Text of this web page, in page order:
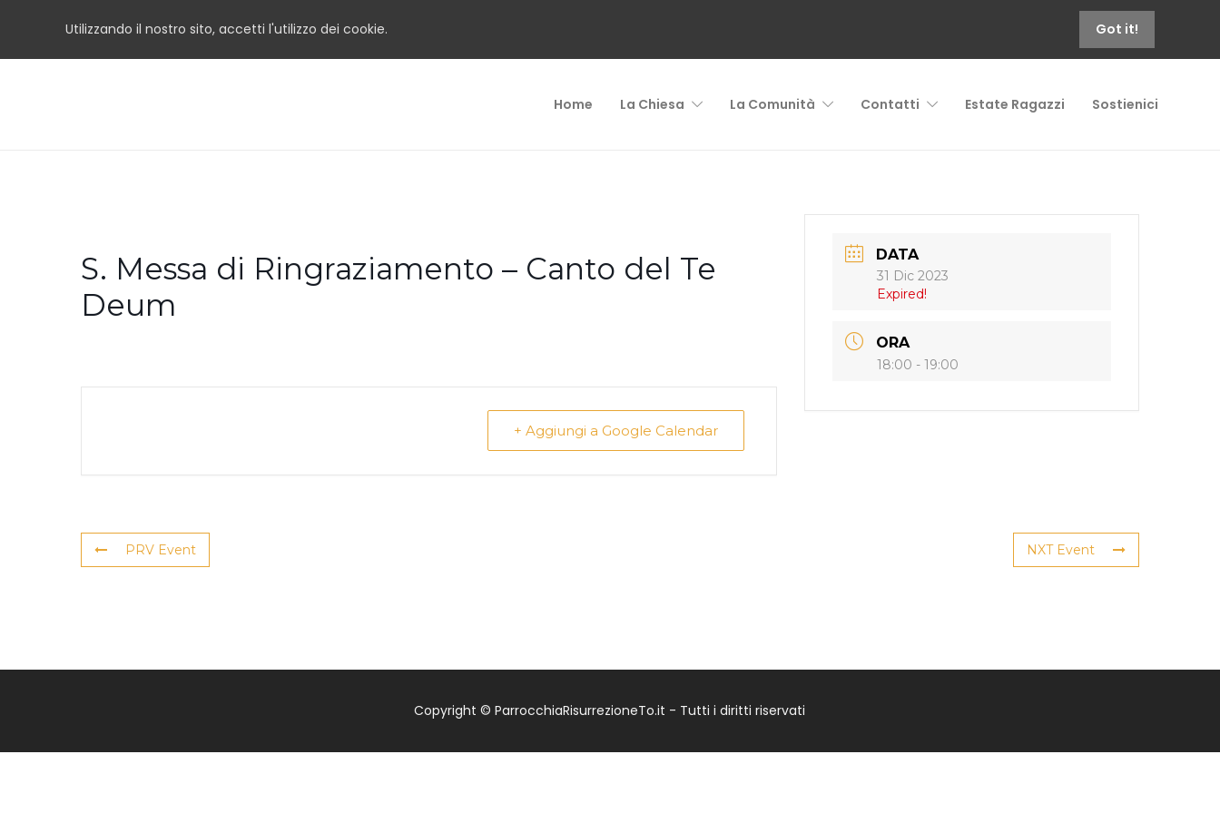
Utilizzando il nostro sito, accetti l'utilizzo dei cookie. Got it!
Home La Chiesa La Comunità Contatti Estate Ragazzi Sostienici
S. Messa di Ringraziamento – Canto del Te
Deum
+ Aggiungi a Google Calendar
DATA
31 Dic 2023
Expired!
ORA
18:00 - 19:00
PRV Event NXT Event
Copyright © ParrocchiaRisurrezioneTo.it - Tutti i diritti riservati